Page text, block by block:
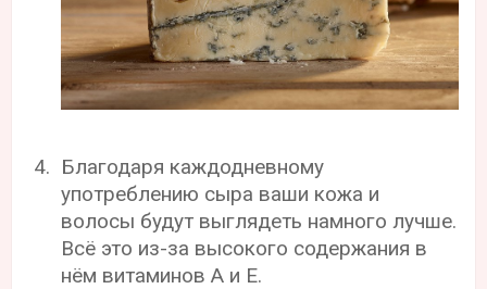
Благодаря каждодневному
употреблению сыра ваши кожа и
волосы будут выглядеть намного лучше.
Всё это из-за высокого содержания в
нём витаминов А и Е.